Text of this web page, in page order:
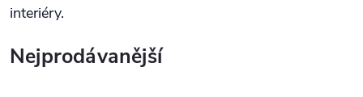
interiéry.
Nejprodávanější